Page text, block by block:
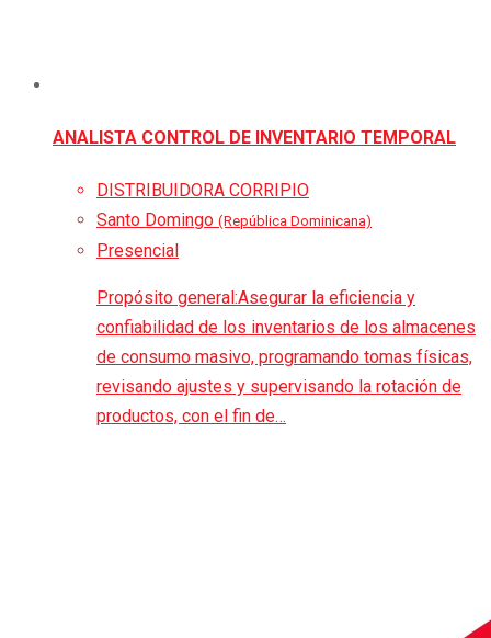
ANALISTA CONTROL DE INVENTARIO TEMPORAL
DISTRIBUIDORA CORRIPIO
Santo Domingo (República Dominicana)
Presencial
Propósito general:Asegurar la eficiencia y
confiabilidad de los inventarios de los almacenes
de consumo masivo, programando tomas físicas,
revisando ajustes y supervisando la rotación de
productos, con el fin de…